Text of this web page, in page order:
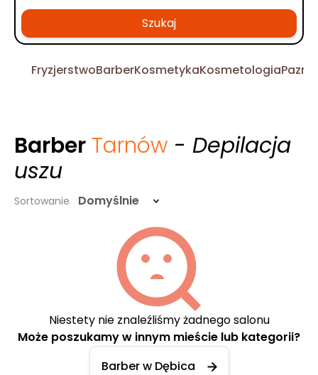
Szukaj
FryzjerstwoBarberKosmetykaKosmetologia
Barber Tarnów - Depilacja
uszu
Sortowanie Domyślnie
Niestety nie znaleźliśmy żadnego salonu
Może poszukamy w innym mieście lub kategorii?
Barber w Dębica